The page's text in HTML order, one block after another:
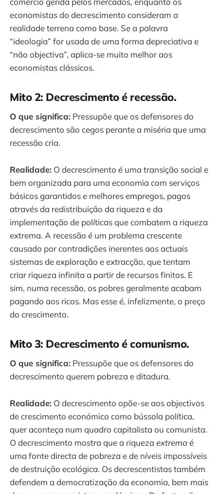
economistas do decrescimento consideram a
realidade terrena como base. Se a palavra
“ideologia” for usada de uma forma depreciativa e
“não objectiva”, aplica-se muito melhor aos
economistas clássicos.
Mito 2: Decrescimento é recessão.
O que significa: Pressupõe que os defensores do
decrescimento são cegos perante a miséria que uma
recessão cria.
Realidade: O decrescimento é uma transição social e
bem organizada para uma economia com serviços
básicos garantidos e melhores empregos, pagos
através da redistribuição da riqueza e da
implementação de políticas que combatem a riqueza
extrema. A recessão é um problema crescente
causado por contradições inerentes aos actuais
sistemas de exploração e extracção, que tentam
criar riqueza infinita a partir de recursos finitos. E
sim, numa recessão, os pobres geralmente acabam
pagando aos ricos. Mas esse é, infelizmente, o preço
do crescimento.
Mito 3: Decrescimento é comunismo.
O que significa: Pressupõe que os defensores do
decrescimento querem pobreza e ditadura.
Realidade: O decrescimento opõe-se aos objectivos
de crescimento económico como bússola política,
quer aconteça num quadro capitalista ou comunista.
O decrescimento mostra que a riqueza extremaé
uma fonte directa de pobreza e de níveis impossíveis
de destruição ecológica. Os decrescentistas também
defendem a democratização da economia, bem mais